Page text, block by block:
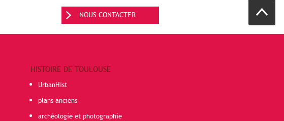
NOUS CONTACTER
HISTOIRE DE TOULOUSE
UrbanHist
plans anciens
archéologie et photographie